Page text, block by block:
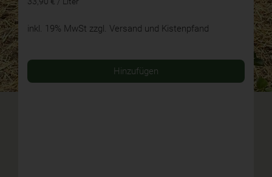
inkl. 19% MwSt zzgl. Versand und Kistenpfand
Hinzufügen